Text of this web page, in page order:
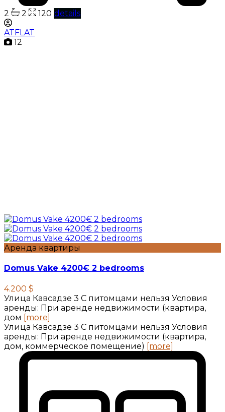
2 2 120 details
ATFLAT
12
Аренда квартиры
Domus Vake 4200€ 2 bedrooms
4.200 $
Улица Кавсадзе 3 C питомцами нельзя Условия
аренды: При аренде недвижимости (квартира,
дом [more]
Улица Кавсадзе 3 C питомцами нельзя Условия
аренды: При аренде недвижимости (квартира,
дом, коммерческое помещение) [more]